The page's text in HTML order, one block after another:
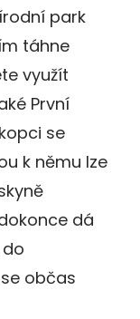
park
táhne
využít
První
se
k němu lze
dá
občas